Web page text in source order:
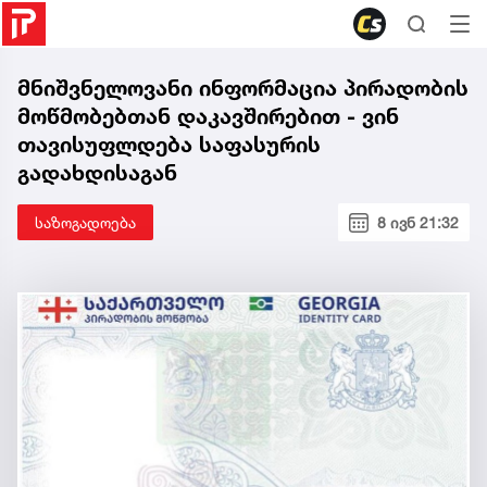
მნიშვნელოვანი ინფორმაცია პირადობის
მოწმობებთან დაკავშირებით - ვინ
თავისუფლდება საფასურის
გადახდისაგან
საზოგადოება 8 ივნ 21:32